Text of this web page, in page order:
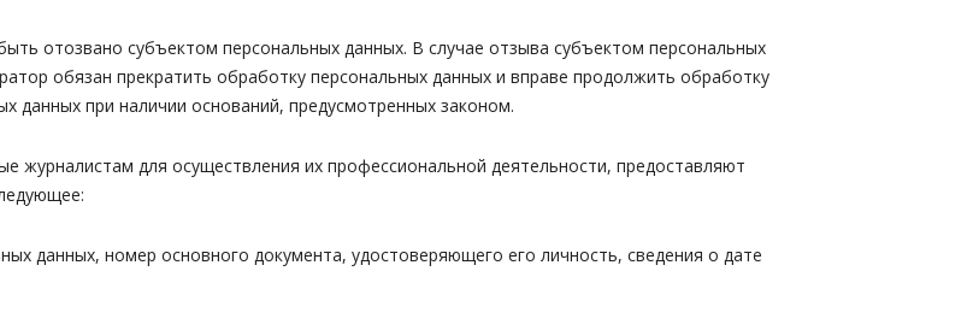
отозвано субъектом персональных данных. В случае отзыва субъектом персональных
обязан прекратить обработку персональных данных и вправе продолжить обработку
данных при наличии оснований, предусмотренных законом.
журналистам для осуществления их профессиональной деятельности, предоставляют
данных, номер основного документа, удостоверяющего его личность, сведения о дате